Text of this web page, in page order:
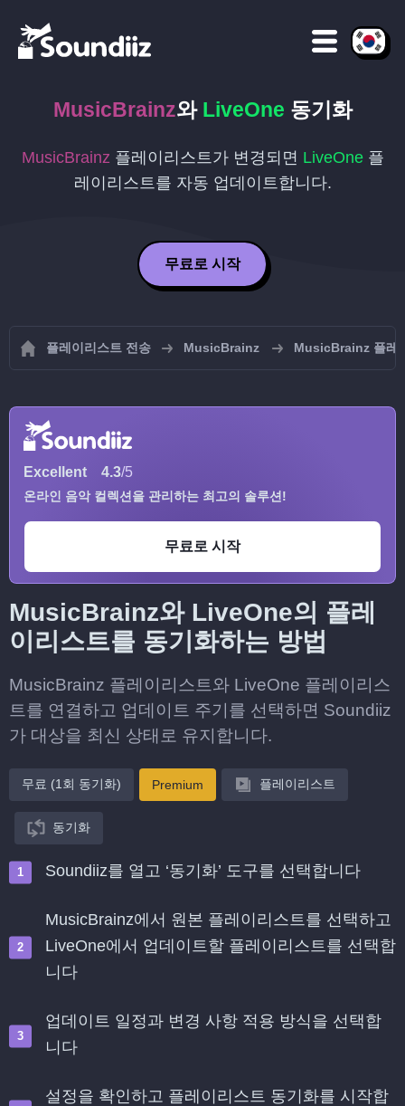
MusicBrainz와 LiveOne 동기화
MusicBrainz 플레이리스트가 변경되면 LiveOne플
레이리스트를 자동 업데이트합니다.
무료로 시작
플레이리스트 전송 MusicBrainz MusicBrainz 플레
Excellent 4.3/5
온라인 음악 컬렉션을 관리하는 최고의 솔루션!
무료로 시작
MusicBrainz와 LiveOne의 플레
이리스트를 동기화하는 방법
MusicBrainz 플레이리스트와 LiveOne 플레이리스
트를 연결하고 업데이트 주기를 선택하면 Soundiiz
가 대상을 최신 상태로 유지합니다.
무료 (1회 동기화) Premium 플레이리스트
동기화
Soundiiz를 열고 ‘동기화’ 도구를 선택합니다
MusicBrainz에서 원본 플레이리스트를 선택하고
LiveOne에서 업데이트할 플레이리스트를 선택합
니다
업데이트 일정과 변경 사항 적용 방식을 선택합
니다
설정을 확인하고 플레이리스트 동기화를 시작합